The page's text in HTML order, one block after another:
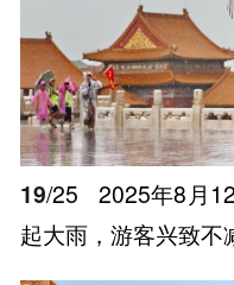
19/25
2025年8月
起大雨，游客兴致不